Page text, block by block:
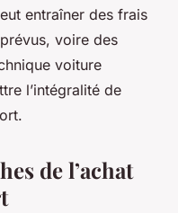
entraîner des frais
voire des
voiture
l’intégralité de
de l’achat